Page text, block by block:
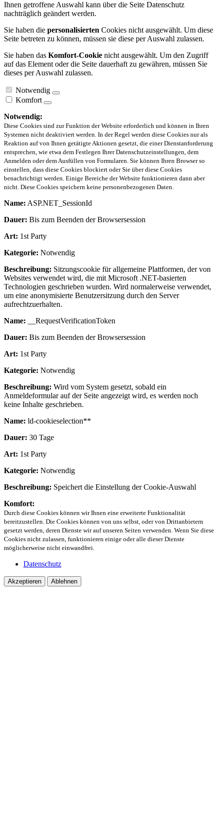
Ihnen getroffene Auswahl kann über die Seite Datenschutz
nachträglich geändert werden.
Sie haben die personalisierten Cookies nicht ausgewählt. Um diese
Seite betreten zu können, müssen sie diese per Auswahl zulassen.
Sie haben das Komfort-Cookie nicht ausgewählt. Um den Zugriff
auf das Element oder die Seite dauerhaft zu gewähren, müssen Sie
dieses per Auswahl zulassen.
Notwendig
Komfort
Notwendig:
Diese Cookies sind zur Funktion der Website erforderlich und können in Ihren
Systemen nicht deaktiviert werden. In der Regel werden diese Cookies nur als
Reaktion auf von Ihnen getätigte Aktionen gesetzt, die einer Dienstanforderung
entsprechen, wie etwa dem Festlegen Ihrer Datenschutzeinstellungen, dem
Anmelden oder dem Ausfüllen von Formularen. Sie können Ihren Browser so
einstellen, dass diese Cookies blockiert oder Sie über diese Cookies
benachrichtigt werden. Einige Bereiche der Website funktionieren dann aber
nicht. Diese Cookies speichern keine personenbezogenen Daten.
Name: ASP.NET_SessionId
Dauer: Bis zum Beenden der Browsersession
Art: 1st Party
Kategorie: Notwendig
Beschreibung: Sitzungscookie für allgemeine Plattformen, der von
Websites verwendet wird, die mit Microsoft .NET-basierten
Technologien geschrieben wurden. Wird normalerweise verwendet,
um eine anonymisierte Benutzersitzung durch den Server
aufrechtzuerhalten.
Name: __RequestVerificationToken
Dauer: Bis zum Beenden der Browsersession
Art: 1st Party
Kategorie: Notwendig
Beschreibung: Wird vom System gesetzt, sobald ein
Anmeldeformular auf der Seite angezeigt wird, es werden noch
keine Inhalte geschrieben.
Name: ld-cookieselection**
Dauer: 30 Tage
Art: 1st Party
Kategorie: Notwendig
Beschreibung: Speichert die Einstellung der Cookie-Auswahl
Komfort:
Durch diese Cookies können wir Ihnen eine erweiterte Funktionalität
bereitzustellen. Die Cookies können von uns selbst, oder von Drittanbietern
gesetzt werden, deren Dienste wir auf unseren Seiten verwenden. Wenn Sie diese
Cookies nicht zulassen, funktionieren einige oder alle dieser Dienste
möglicherweise nicht einwandfrei.
Datenschutz
Akzeptieren Ablehnen